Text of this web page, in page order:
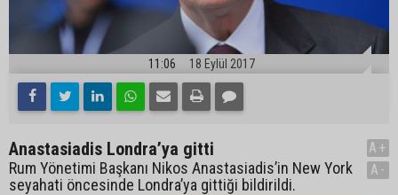
11:06 18 Eylül 2017
Anastasiadis Londra’ya gitti
Rum Yönetimi Başkanı Nikos Anastasiadis’in New York
seyahati öncesinde Londra’ya gittiği bildirildi.
A+
A-